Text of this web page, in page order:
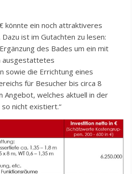
könnte ein noch attraktiveres
ist im Gutachten zu lesen:
des Bades um ein mit
ausgestattetes
sowie die Errichtung eines
für Besucher bis circa 8
Angebot, welches aktuell in der
nicht existiert.“